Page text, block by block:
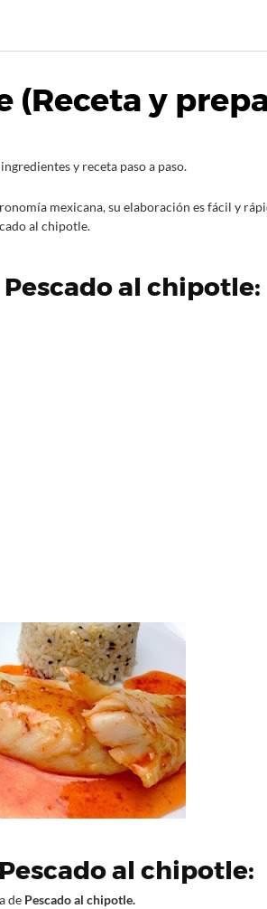
(Receta y
y receta paso a paso.
mexicana, su elaboración es fácil y
al chipotle.
al chipotle:
al chipotle:
de Pescado al chipotle.